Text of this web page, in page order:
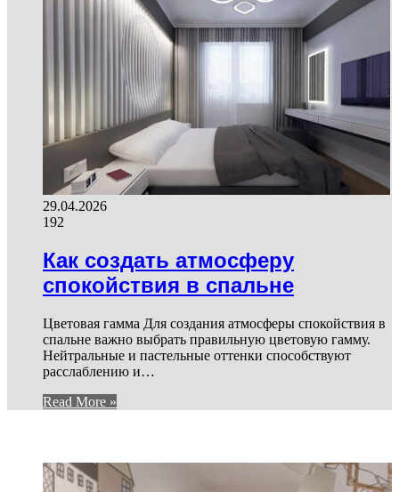
29.04.2026
192
Как создать атмосферу
спокойствия в спальне
Цветовая гамма Для создания атмосферы спокойствия в
спальне важно выбрать правильную цветовую гамму.
Нейтральные и пастельные оттенки способствуют
расслаблению и…
Read More »